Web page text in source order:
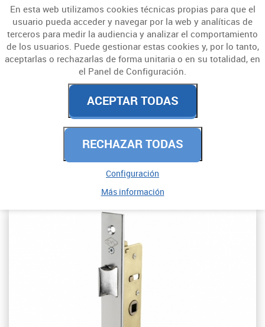
CERRADURAS Y
CERROJOS
PARA EMBUTIR
CARPINTERIA METÁLICA
En esta web utilizamos cookies técnicas propias para que el
usuario pueda acceder y navegar por la web y analíticas de
terceros para medir la audiencia y analizar el comportamiento
de los usuarios. Puede gestionar estas cookies y, por lo tanto,
aceptarlas o rechazarlas de forma unitaria o en su totalidad, en
el Panel de Configuración.
ACEPTAR TODAS
RECHAZAR TODAS
Configuración
Más información